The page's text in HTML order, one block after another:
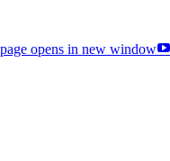
opens in new window